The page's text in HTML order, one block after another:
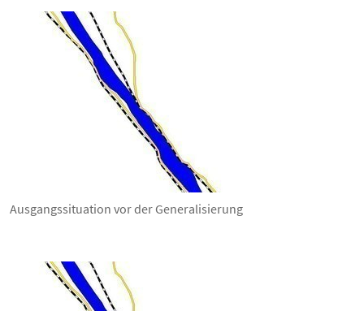
Ausgangssituation vor der Generalisierung